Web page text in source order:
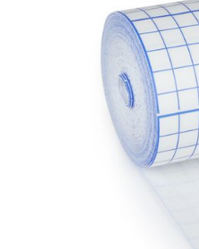
Materiały opatrunkowe i leczenie ran
PolyCare + Pad
do mocowania i